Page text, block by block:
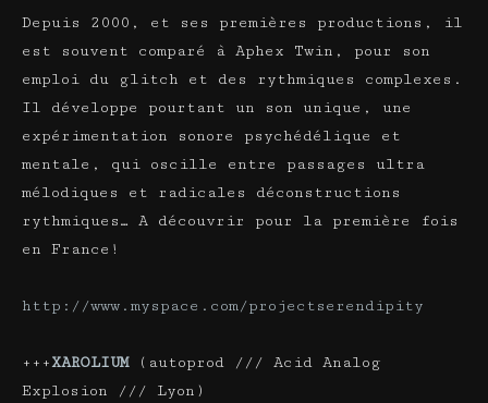
Depuis 2000, et ses premières productions, il
est souvent comparé à Aphex Twin, pour son
emploi du glitch et des rythmiques complexes.
Il développe pourtant un son unique, une
expérimentation sonore psychédélique et
mentale, qui oscille entre passages ultra
mélodiques et radicales déconstructions
rythmiques… A découvrir pour la première fois
en France!
http://www.myspace.com/projectserendipity
+++XAROLIUM(autoprod /// Acid Analog
Explosion /// Lyon)